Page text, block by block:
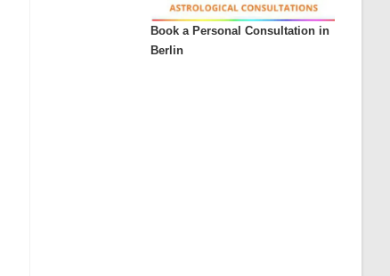
Book a Personal Consultation in
Berlin